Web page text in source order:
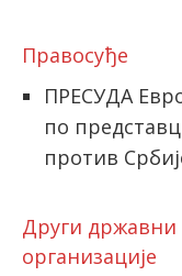
Правосуђе
ПРЕСУДА
по
против
Други
организације